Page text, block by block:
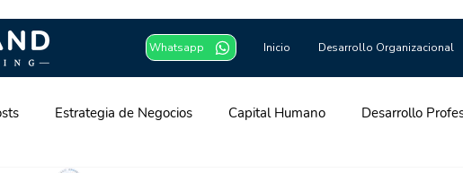
Whatsapp Inicio Desarrollo Organizacional
Estrategia de Negocios Capital Humano Desarrollo